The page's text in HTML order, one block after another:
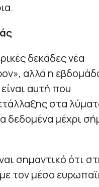
δεκάδες νέα
αλλά η
αυτή που
στα
δεδομένα μέχρι
σημαντικό ότι
τον μέσο